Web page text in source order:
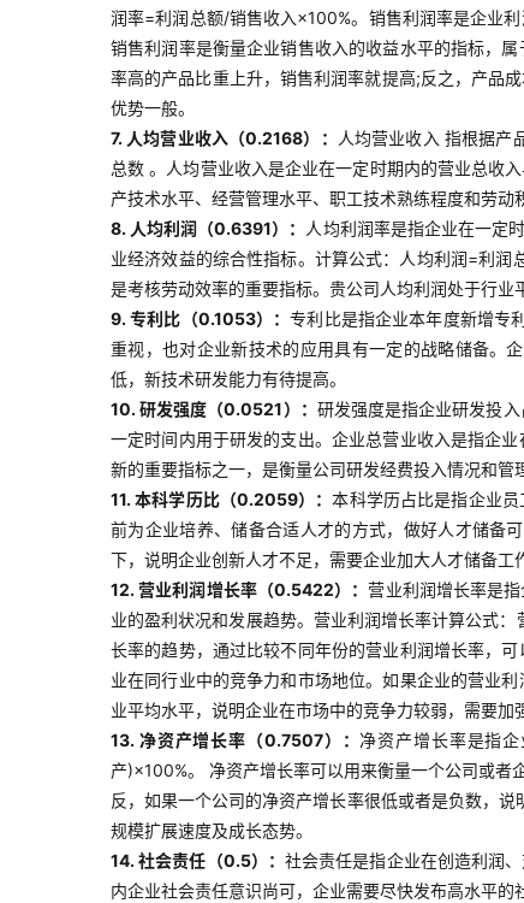
润率=利润总额/销售收入×100%。销售利润率是企业
销售利润率是衡量企业销售收入的收益水平的指标，
率高的产品比重上升，销售利润率就提高;反之，产品
优势一般。
7. 人均营业收入（0.2168）：
人均营业收入 指根据产
总数 。人均营业收入是企业在一定时期内的营业总收
产技术水平、经营管理水平、职工技术熟练程度和劳
8. 人均利润（0.6391）： 人均利润率是指企业在一定
业经济效益的综合性指标。计算公式：人均利润=利
是考核劳动效率的重要指标。贵公司人均利润处于行业
9. 专利比（0.1053）：专利比是指企业本年度新增专
重视，也对企业新技术的应用具有一定的战略储备。
低，新技术研发能力有待提高。
10. 研发强度（0.0521）： 研发强度是指企业研发投
一定时间内用于研发的支出。企业总营业收入是指企
新的重要指标之一，是衡量公司研发经费投入情况和管
11. 本科学历比（0.2059）：本科学历占比是指企业
前为企业培养、储备合适人才的方式，做好人才储备
下，说明企业创新人才不足，需要企业加大人才储备工
12. 营业利润增长率（0.5422）：营业利润增长率是
业的盈利状况和发展趋势。营业利润增长率计算公式
长率的趋势，通过比较不同年份的营业利润增长率，
业在同行业中的竞争力和市场地位。如果企业的营业
业平均水平，说明企业在市场中的竞争力较弱，需要
13. 净资产增长率（0.7507）： 净资产增长率是指
产)×100%。 净资产增长率可以用来衡量一个公司或者
反，如果一个公司的净资产增长率很低或者是负数，
规模扩展速度及成长态势。
14. 社会责任（0.5）： 社会责任是指企业在创造利润
内企业社会责任意识尚可，企业需要尽快发布高水平的